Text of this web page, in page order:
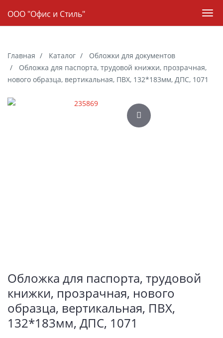
Навигация
ООО "Офис и Стиль"
Главная Каталог
Обложки для документов
Обложка для паспорта, трудовой книжки, прозрачная,
нового образца, вертикальная, ПВХ, 132*183мм, ДПС, 1071
Галерея
Обложка для паспорта, трудовой
книжки, прозрачная, нового
образца, вертикальная, ПВХ,
132*183мм, ДПС, 1071